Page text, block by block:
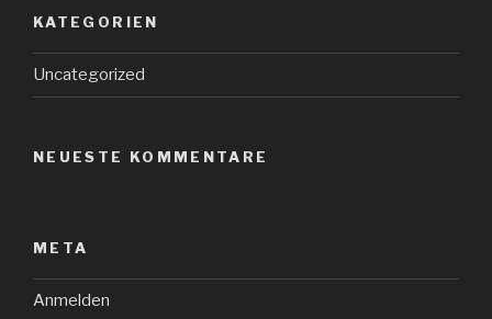
KATEGORIEN
Uncategorized
NEUESTE KOMMENTARE
META
Anmelden